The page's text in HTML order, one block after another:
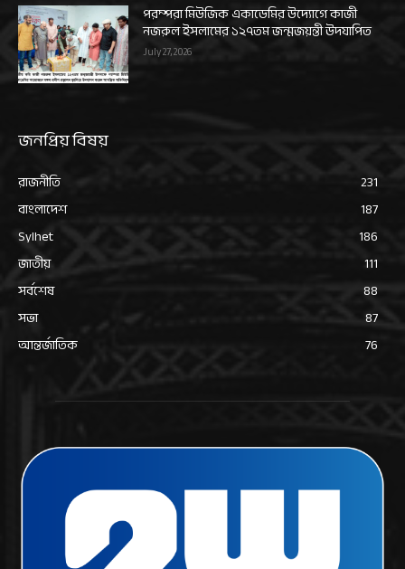
পরম্পরা মিউজিক একাডেমির উদ্যোগে কাজী
নজরুল ইসলামের ১২৭তম জন্মজয়ন্তী উদযাপিত
July 27, 2026
জনপ্রিয় বিষয়
রাজনীতি
231
বাংলাদেশ
187
Sylhet
186
জাতীয়
111
সর্বশেষ
88
সভা
87
আন্তর্জাতিক
76